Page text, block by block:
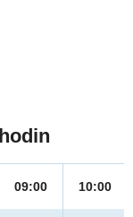
09:00 10:00